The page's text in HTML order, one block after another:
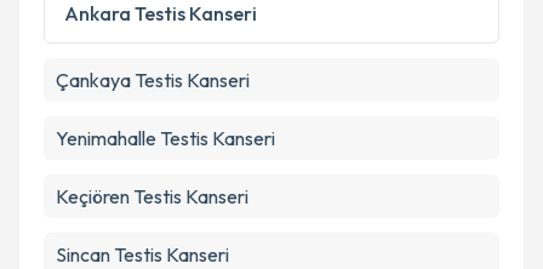
Ankara Testis Kanseri
Çankaya Testis Kanseri
Yenimahalle Testis Kanseri
Keçiören Testis Kanseri
Sincan Testis Kanseri